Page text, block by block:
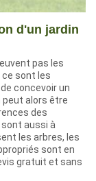
d'un jardin
pas les
sont les
concevoir un
peut alors être
des
aussi à
les arbres, les
sont en
gratuit et sans